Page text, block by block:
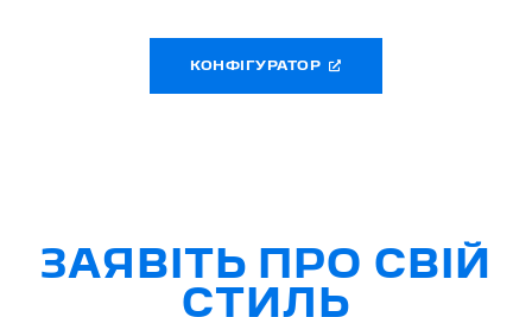
КОНФІГУРАТОР
ЗАЯВІТЬ ПРО СВІЙ
СТИЛЬ